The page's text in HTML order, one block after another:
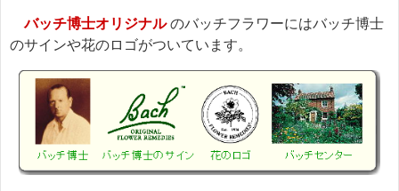
バッチ博士オリジナルのバッチフラワーにはバッチ博士
のサインや花のロゴがついています。